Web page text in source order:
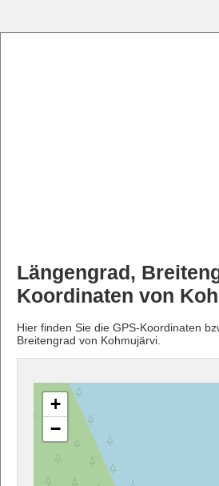
Längengrad,
Koordinaten von
Hier finden Sie die GPS-Koordinaten
Breitengrad von Kohmujärvi.
+
−